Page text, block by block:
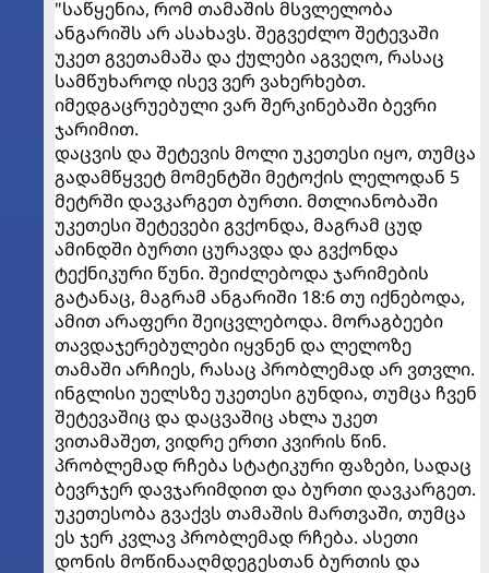
"საწყენია, რომ თამაშის მსვლელობა
ანგარიშს არ ასახავს. შეგვეძლო შეტევაში
უკეთ გვეთამაშა და ქულები აგვეღო, რასაც
სამწუხაროდ ისევ ვერ ვახერხებთ.
იმედგაცრუებული ვარ შერკინებაში ბევრი
ჯარიმით.
დაცვის და შეტევის მოლი უკეთესი იყო, თუმცა
გადამწყვეტ მომენტში მეტოქის ლელოდან 5
მეტრში დავკარგეთ ბურთი. მთლიანობაში
უკეთესი შეტევები გვქონდა, მაგრამ ცუდ
ამინდში ბურთი ცურავდა და გვქონდა
ტექნიკური წუნი. შეიძლებოდა ჯარიმების
გატანაც, მაგრამ ანგარიში 18:6 თუ იქნებოდა,
ამით არაფერი შეიცვლებოდა. მორაგბეები
თავდაჯერებულები იყვნენ და ლელოზე
თამაში არჩიეს, რასაც პრობლემად არ ვთვლი.
ინგლისი უელსზე უკეთესი გუნდია, თუმცა ჩვენ
შეტევაშიც და დაცვაშიც ახლა უკეთ
ვითამაშეთ, ვიდრე ერთი კვირის წინ.
პრობლემად რჩება სტატიკური ფაზები, სადაც
ბევრჯერ დავჯარიმდით და ბურთი დავკარგეთ.
უკეთესობა გვაქვს თამაშის მართვაში, თუმცა
ეს ჯერ კვლავ პრობლემად რჩება. ასეთი
დონის მოწინააღმდეგესთან ბურთის და